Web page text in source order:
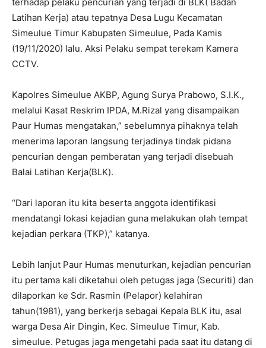
Latihan Kerja) atau tepatnya Desa Lugu Kecamatan
Simeulue Timur Kabupaten Simeulue, Pada Kamis
(19/11/2020) lalu. Aksi Pelaku sempat terekam Kamera
CCTV.
Kapolres Simeulue AKBP, Agung Surya Prabowo, S.I.K.,
melalui Kasat Reskrim IPDA, M.Rizal yang disampaikan
Paur Humas mengatakan,” sebelumnya pihaknya telah
menerima laporan langsung terjadinya tindak pidana
pencurian dengan pemberatan yang terjadi disebuah
Balai Latihan Kerja(BLK).
“Dari laporan itu kita beserta anggota identifikasi
mendatangi lokasi kejadian guna melakukan olah tempat
kejadian perkara (TKP),” katanya.
Lebih lanjut Paur Humas menuturkan, kejadian pencurian
itu pertama kali diketahui oleh petugas jaga (Securiti) dan
dilaporkan ke Sdr. Rasmin (Pelapor) kelahiran
tahun(1981), yang berkerja sebagai Kepala BLK itu, asal
warga Desa Air Dingin, Kec. Simeulue Timur, Kab.
simeulue. Petugas jaga mengetahi pada saat itu datang di